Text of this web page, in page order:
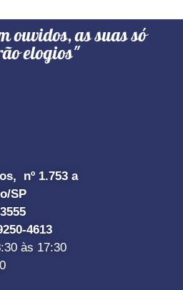
ouvidos, as suas só
elogios"
nº 1.753 a
SP
4613
às 17:30